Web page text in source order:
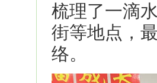
梳理了一滴
街等地点，
络。